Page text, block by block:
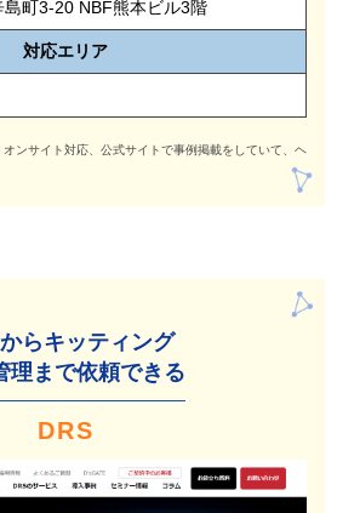
町3-20 NBF熊本ビル3階
対応エリア
ンサイト対応、公式サイトで事例掲載をしていて、ヘルプ
らキッティング
理まで依頼できる
DRS